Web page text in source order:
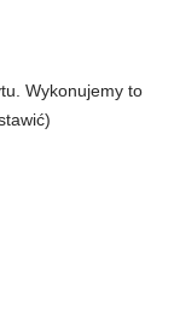
Wykonujemy to